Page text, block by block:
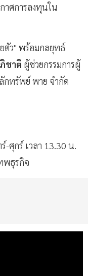
าศการลงทุนใน
ตัว" พร้อมกลยุทธ์
ชาติ ผู้ช่วยกรรมการผู้
กทรัพย์ พาย จำกัด
-ศุกร์ เวลา 13.30 น.
พธุรกิจ